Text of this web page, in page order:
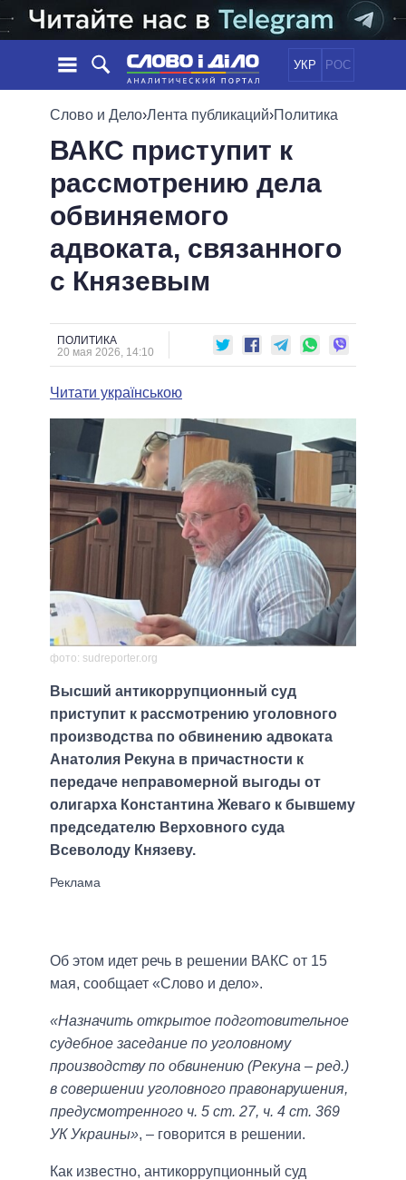
УКР РОС
НОВОСТИ
ЛЕНТА
СОБЫТИЯ
СТАТЬИ
ОБЗОРЫ
ДАЙДЖЕСТЫ
ПОЛИТИКА
ЭКОНОМИКА
ОБЩЕСТВО
ОБЕЩАНИЯ
ПОЛИТИКИ
ПРЕЗИДЕНТ И ОФИС
ВЕРХОВНАЯ РАДА
ГЛАВЫ ОБЛАДМИНИСТРАЦИЙ
МЭРЫ
ВСЕ ПЕРСОНЫ
ВИДЕО
СРАВНЕНИЕ ПОЛИТИКОВ
Слово и Дело›Лента публикаций›Политика
ВАКС приступит к
рассмотрению дела
обвиняемого
адвоката, связанного
с Князевым
ПОЛИТИКА
20 мая 2026, 14:10
Читати українською
фото: sudreporter.org
Высший антикоррупционный суд
приступит к рассмотрению уголовного
производства по обвинению адвоката
Анатолия Рекуна в причастности к
передаче неправомерной выгоды от
олигарха Константина Жеваго к бывшему
председателю Верховного суда
Всеволоду Князеву.
Об этом идет речь в решении ВАКС от 15
мая, сообщает «Слово и дело».
«Назначить открытое подготовительное
судебное заседание по уголовному
производству по обвинению (Рекуна – ред.)
в совершении уголовного правонарушения,
предусмотренного ч. 5 ст. 27, ч. 4 ст. 369
УК Украины», – говорится в решении.
Как известно, антикоррупционный суд